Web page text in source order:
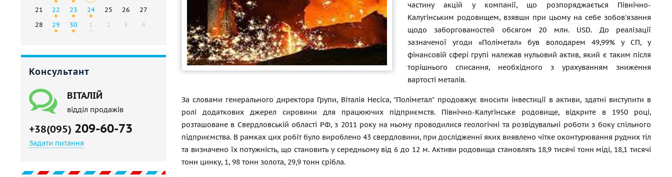
21
22 23 24 25 26
27
28
29 30 1 2 3 4
Консультант
ВІТАЛІЙ
відділ продажів
+38(095) 209-60-73
Задати питання
частину акцій у компанії, що розпоряджається Північно-
Калугінським родовищем, взявши при цьому на себе зобов'язання
щодо заборгованостей обсягом 20 млн. USD. До реалізації
зазначеної угоди «Поліметал» був володарем 49,99% у СП, у
фінансовій сфері групі належав нульовий актив, який є таким після
торішнього списання, необхідного з урахуванням зниження
вартості металів.
За словами генерального директора Групи, Віталія Несіса, "Поліметал" продовжує вносити інвестиції в активи, здатні виступити в
ролі додаткових джерел сировини для працюючих підприємств. Північно-Калугінське родовище, відкрите в 1950 році,
розташоване в Свердловській області РФ, з 2011 року на ньому проводилися геологічні та розвідувальні роботи з боку спільного
підприємства. В рамках цих робіт було вироблено 43 свердловини, при дослідженні яких виявлено чітке оконтурювання рудних тіл
та визначено їх потужність, що становить у середньому від 6 до 12 м. Активи родовища становлять 18,9 тисячі тонн міді, 18,1 тисячі
тонн цинку, 1, 98 тонн золота, 29,9 тонн срібла.